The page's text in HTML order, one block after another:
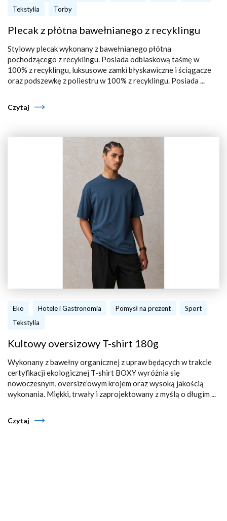
Tekstylia
Torby
Plecak z płótna bawełnianego z recyklingu
Stylowy plecak wykonany z bawełnianego płótna
pochodzącego z recyklingu. Posiada odblaskową taśmę w
100% z recyklingu, luksusowe zamki błyskawiczne i ściągacze
oraz podszewkę z poliestru w 100% z recyklingu. Posiada ...
Czytaj
Eko Hotele i Gastronomia Pomysł na prezent
Sport
Tekstylia
Kultowy oversizowy T-shirt 180g
Wykonany z bawełny organicznej z upraw będących w trakcie
certyfikacji ekologicznej T-shirt BOXY wyróżnia się
nowoczesnym, oversize’owym krojem oraz wysoką jakością
wykonania. Miękki, trwały i zaprojektowany z myślą o długim ...
Czytaj